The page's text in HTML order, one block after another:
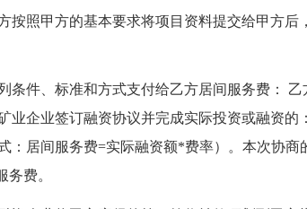
按照甲方的基本要求将项目资料提交给甲方后
条件、标准和方式支付给乙方居间服务费： 乙
业企业签订融资协议并完成实际投资或融资的
：居间服务费=实际融资额*费率）。本次协商
费。